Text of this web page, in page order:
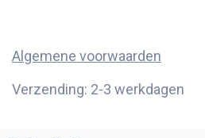
Algemene voorwaarden
Verzending: 2-3 werkdagen